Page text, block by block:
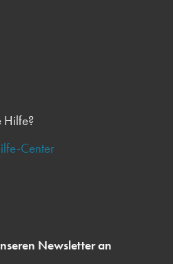
Hilfe?
Center
Newsletter an